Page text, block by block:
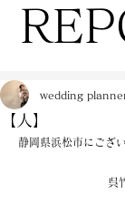
【人】
wedding
静岡県浜松市にござ
呉